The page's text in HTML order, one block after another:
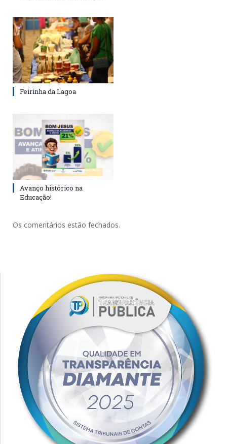
Feirinha da Lagoa
Avanço histórico na
Educação!
Os comentários estão fechados.